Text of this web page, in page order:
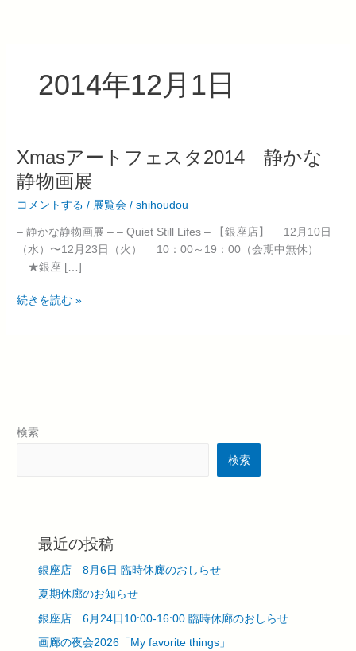
2014年12月1日
Xmasアートフェスタ2014 静かな
静物画展
コメントする / 展覧会 /shihoudou
– 静かな静物画展 – – Quiet Still Lifes – 【銀座店】 12月10日
（水）〜12月23日（火） 10：00～19：00（会期中無休）
★銀座 […]
Xmas
ア
ー
ト
ェ
ス
2014
続きを読む »
検索
検索
最近の投稿
銀座店 8月6日 臨時休廊のおしらせ
夏期休廊のお知らせ
銀座店 6月24日10:00-16:00 臨時休廊のおしらせ
画廊の夜会2026「My favorite things」